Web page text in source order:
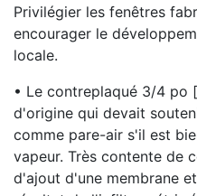
Privilégier les fenêtres
encourager le
locale.
• Le contreplaqué 3/4 po
d'origine qui devait
comme pare-air s'il est
vapeur. Très contente de
d'ajout d'une membrane